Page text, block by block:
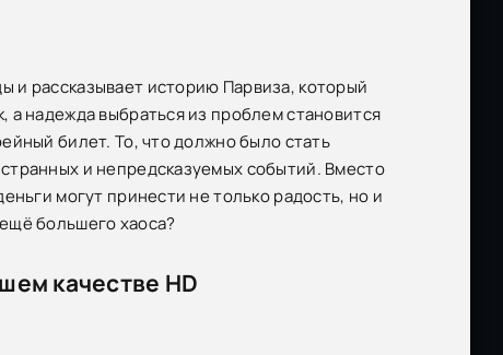
и рассказывает историю Парвиза, который
надежда выбраться из проблем становится
билет. То, что должно было стать
и непредсказуемых событий. Вместо
могут принести не только радость, но и
большего хаоса?
качестве HD